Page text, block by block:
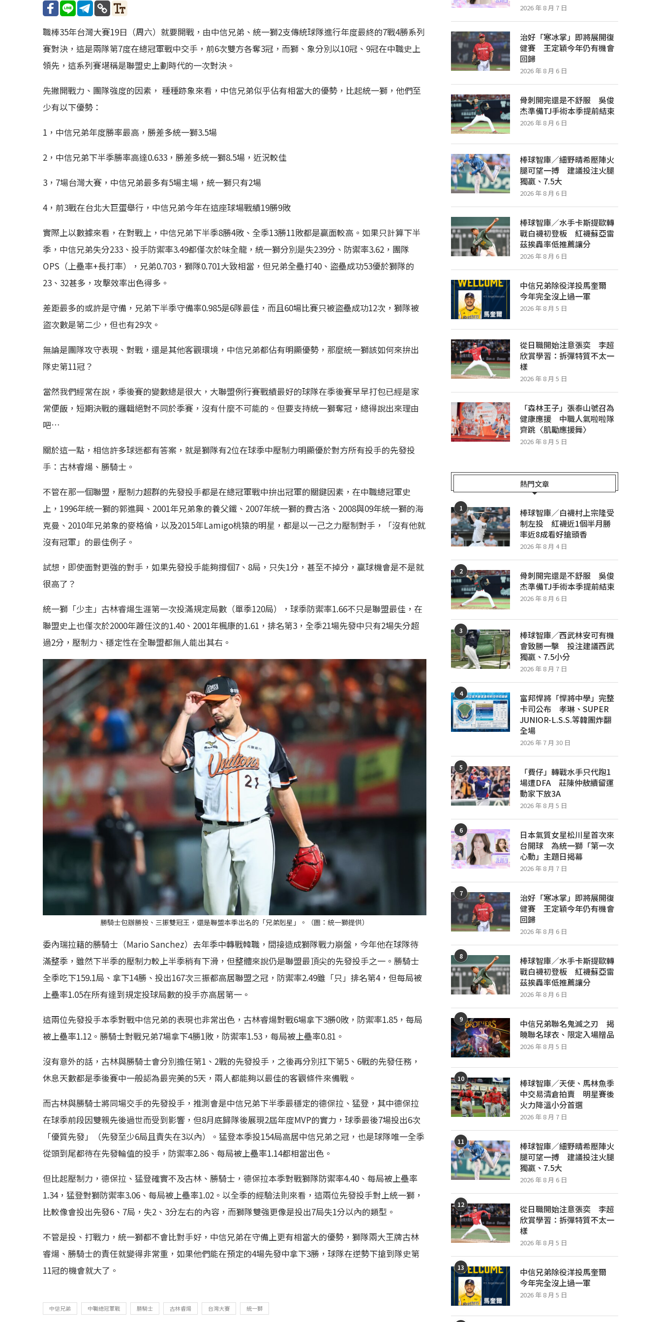
職棒35年台灣大賽19日（周六）就要開戰，由中信兄弟、統一獅2支傳統球隊進行年度最終的7戰4勝系列
賽對決，這是兩隊第7度在總冠軍戰中交手，前6次雙方各奪3冠，而獅、象分別以10冠、9冠在中職史上
領先，這系列賽堪稱是聯盟史上劃時代的一次對決。
先撇開戰力、團隊強度的因素， 種種跡象來看，中信兄弟似乎佔有相當大的優勢，比起統一獅，他們至
少有以下優勢：
1，中信兄弟年度勝率最高，勝差多統一獅3.5場
2，中信兄弟下半季勝率高達0.633，勝差多統一獅8.5場，近況較佳
3，7場台灣大賽，中信兄弟最多有5場主場，統一獅只有2場
4，前3戰在台北大巨蛋舉行，中信兄弟今年在這座球場戰績19勝9敗
實際上以數據來看，在對戰上，中信兄弟下半季8勝4敗、全季13勝11敗都是贏面較高。如果只計算下半
季，中信兄弟失分233、投手防禦率3.49都僅次於味全龍，統一獅分別是失239分、防禦率3.62，團隊
OPS（上壘率+長打率），兄弟0.703，獅隊0.701大致相當，但兄弟全壘打40、盜壘成功53優於獅隊的
23、32甚多，攻擊效率出色得多。
差距最多的或許是守備，兄弟下半季守備率0.985是6隊最佳，而且60場比賽只被盜壘成功12次，獅隊被
盜次數是第二少，但也有29次。
無論是團隊攻守表現、對戰，還是其他客觀環境，中信兄弟都佔有明顯優勢，那麼統一獅該如何來拚出
隊史第11冠？
當然我們經常在說，季後賽的變數總是很大，大聯盟例行賽戰績最好的球隊在季後賽早早打包已經是家
常便飯，短期決戰的邏輯絕對不同於季賽，沒有什麼不可能的。但要支持統一獅奪冠，總得說出來理由
吧…
關於這一點，相信許多球迷都有答案，就是獅隊有2位在球季中壓制力明顯優於對方所有投手的先發投
手：古林睿煬、勝騎士。
不管在那一個聯盟，壓制力超群的先發投手都是在總冠軍戰中拚出冠軍的關鍵因素，在中職總冠軍史
上，1996年統一獅的郭進興、2001年兄弟象的養父鐵、2007年統一獅的費古洛、2008與09年統一獅的海
克曼、2010年兄弟象的麥格倫，以及2015年Lamigo桃猿的明星，都是以一己之力壓制對手，「沒有他就
沒有冠軍」的最佳例子。
試想，即使面對更強的對手，如果先發投手能夠撐個7、8局，只失1分，甚至不掉分，贏球機會是不是就
很高了？
統一獅「少主」古林睿煬生涯第一次投滿規定局數（單季120局），球季防禦率1.66不只是聯盟最佳，在
聯盟史上也僅次於2000年蕭任汶的1.40、2001年楓康的1.61，排名第3，全季21場先發中只有2場失分超
過2分，壓制力、穩定性在全聯盟都無人能出其右。
勝騎士包辦勝投、三振雙冠王，還是聯盟本季出名的「兄弟剋星」。（圖：統一獅提供）
委內瑞拉籍的勝騎士（Mario Sanchez）去年季中轉戰韓職，間接造成獅隊戰力崩盤，今年他在球隊待
滿整季，雖然下半季的壓制力較上半季稍有下滑，但整體來說仍是聯盟最頂尖的先發投手之一。勝騎士
全季吃下159.1局、拿下14勝、投出167次三振都高居聯盟之冠，防禦率2.49雖「只」排名第4，但每局被
上壘率1.05在所有達到規定投球局數的投手亦高居第一。
這兩位先發投手本季對戰中信兄弟的表現也非常出色，古林睿煬對戰6場拿下3勝0敗，防禦率1.85，每局
被上壘率1.12。勝騎士對戰兄弟7場拿下4勝1敗，防禦率1.53，每局被上壘率0.81。
沒有意外的話，古林與勝騎士會分別擔任第1、2戰的先發投手，之後再分別扛下第5、6戰的先發任務，
休息天數都是季後賽中一般認為最完美的5天，兩人都能夠以最佳的客觀條件來備戰。
而古林與勝騎士將同場交手的先發投手，推測會是中信兄弟下半季最穩定的德保拉、猛登，其中德保拉
在球季前段因雙親先後過世而受到影響，但8月底歸隊後展現2屆年度MVP的實力，球季最後7場投出6次
「優質先發」（先發至少6局且責失在3以內）。猛登本季投154局高居中信兄弟之冠，也是球隊唯一全季
從頭到尾都待在先發輪值的投手，防禦率2.86、每局被上壘率1.14都相當出色。
但比起壓制力，德保拉、猛登確實不及古林、勝騎士，德保拉本季對戰獅隊防禦率4.40、每局被上壘率
1.34，猛登對獅防禦率3.06、每局被上壘率1.02。以全季的經驗法則來看，這兩位先發投手對上統一獅，
比較像會投出先發6、7局，失2、3分左右的內容，而獅隊雙強更像是投出7局失1分以內的類型。
不管是投、打戰力，統一獅都不會比對手好，中信兄弟在守備上更有相當大的優勢，獅隊兩大王牌古林
睿煬、勝騎士的責任就變得非常重，如果他們能在預定的4場先發中拿下3勝，球隊在逆勢下搶到隊史第
11冠的機會就大了。
中信兄弟 中職總冠軍戰 勝騎士 古林睿煬 台灣大賽 統一獅
2026 年 8 月 7 日
治好「寒冰掌」即將展開復
健賽 王定穎今年仍有機會
回歸
2026 年 8 月 6 日
骨刺開完還是不舒服 吳俊
杰準備TJ手術本季提前結束
2026 年 8 月 6 日
棒球智庫／細野晴希壓陣火
腿可望一搏 建議投注火腿
獨贏、7.5大
2026 年 8 月 6 日
棒球智庫／水手卡斯提歐轉
戰白襪初登板 紅襪蘇亞雷
茲挨轟率低推薦讓分
2026 年 8 月 6 日
中信兄弟除役洋投馬奎爾
今年完全沒上過一軍
2026 年 8 月 5 日
從日職開始注意張奕 李超
欣賞學習：拆彈特質不太一
樣
2026 年 8 月 5 日
「森林王子」張泰山號召為
健康應援 中職人氣啦啦隊
齊跳〈肌勵應援舞〉
2026 年 8 月 5 日
熱門文章
1
棒球智庫／白襪村上宗隆受
制左投 紅襪近1個半月勝
率近8成看好搶頭香
2026 年 8 月 4 日
2
骨刺開完還是不舒服 吳俊
杰準備TJ手術本季提前結束
2026 年 8 月 6 日
3
棒球智庫／西武林安可有機
會致勝一擊 投注建議西武
獨贏、7.5小分
2026 年 8 月 7 日
4
富邦悍將「悍將中學」完整
卡司公布 孝琳、SUPER
JUNIOR-L.S.S.等韓團炸翻
全場
2026 年 7 月 30 日
5
「費仔」轉戰水手只代跑1
場遭DFA 莊陳仲敖續留運
動家下放3A
2026 年 8 月 5 日
6
日本氣質女星松川星首次來
台開球 為統一獅「第一次
心動」主題日揭幕
2026 年 8 月 7 日
7
治好「寒冰掌」即將展開復
健賽 王定穎今年仍有機會
回歸
2026 年 8 月 6 日
8
棒球智庫／水手卡斯提歐轉
戰白襪初登板 紅襪蘇亞雷
茲挨轟率低推薦讓分
2026 年 8 月 6 日
9
中信兄弟聯名鬼滅之刃 揭
曉聯名球衣、限定入場贈品
2026 年 8 月 5 日
10
棒球智庫／天使、馬林魚季
中交易清倉拍賣 明星賽後
火力降溫小分首選
2026 年 8 月 7 日
11
棒球智庫／細野晴希壓陣火
腿可望一搏 建議投注火腿
獨贏、7.5大
2026 年 8 月 6 日
12
從日職開始注意張奕 李超
欣賞學習：拆彈特質不太一
樣
2026 年 8 月 5 日
13
中信兄弟除役洋投馬奎爾
今年完全沒上過一軍
2026 年 8 月 5 日